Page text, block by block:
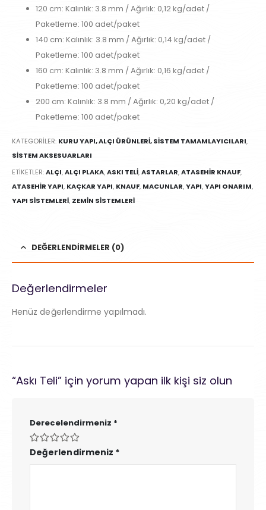
120 cm: Kalınlık: 3.8 mm / Ağırlık: 0,12 kg/adet /
Paketleme: 100 adet/paket
140 cm: Kalınlık: 3.8 mm / Ağırlık: 0,14 kg/adet /
Paketleme: 100 adet/paket
160 cm: Kalınlık: 3.8 mm / Ağırlık: 0,16 kg/adet /
Paketleme: 100 adet/paket
200 cm: Kalınlık: 3.8 mm / Ağırlık: 0,20 kg/adet /
Paketleme: 100 adet/paket
KATEGORILER: KURU YAPI, ALÇI ÜRÜNLERI, SISTEM TAMAMLAYICILARI,
SISTEM AKSESUARLARI
ETIKETLER:ALÇI,ALÇI PLAKA,ASKI TELI,ASTARLAR,ATASEHIR KNAUF,
ATASEHIR YAPI, KAÇKAR YAPI, KNAUF, MACUNLAR,YAPI,YAPI ONARIM,
YAPI SISTEMLERI, ZEMIN SISTEMLERI
DEĞERLENDIRMELER (0)
Değerlendirmeler
Henüz değerlendirme yapılmadı.
“Askı Teli” için yorum yapan ilk kişi siz olun
Derecelendirmeniz *
Değerlendirmeniz *